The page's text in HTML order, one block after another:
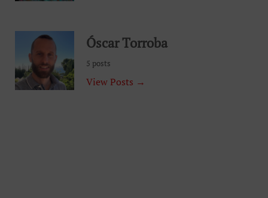
Óscar Torroba
5 posts
View Posts →